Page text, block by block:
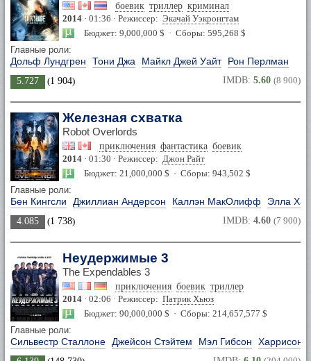
боевик триллер криминал
2014 · 01:36 · Режиссер: Экачай Уэкронгтам
Бюджет: 9,000,000 $ · Сборы: 595,268 $
Главные роли:
Дольф Лундгрен Тони Джа Майкл Джей Уайт Рон Перлман
5.727 (1 904) IMDB: 5.60 (8 900)
Железная схватка
Robot Overlords
приключения фантастика боевик
2014 · 01:30 · Режиссер: Джон Райт
Бюджет: 21,000,000 $ · Сборы: 943,502 $
Главные роли:
Бен Кингсли Джиллиан Андерсон Каллэн МакОлифф Элла
4.085 (1 738) IMDB: 4.60 (7 900)
Неудержимые 3
The Expendables 3
приключения боевик триллер
2014 · 02:06 · Режиссер: Патрик Хьюз
Бюджет: 90,000,000 $ · Сборы: 214,657,577 $
Главные роли:
Сильвестр Сталлоне Джейсон Стэйтем Мэл Гибсон Харрисон